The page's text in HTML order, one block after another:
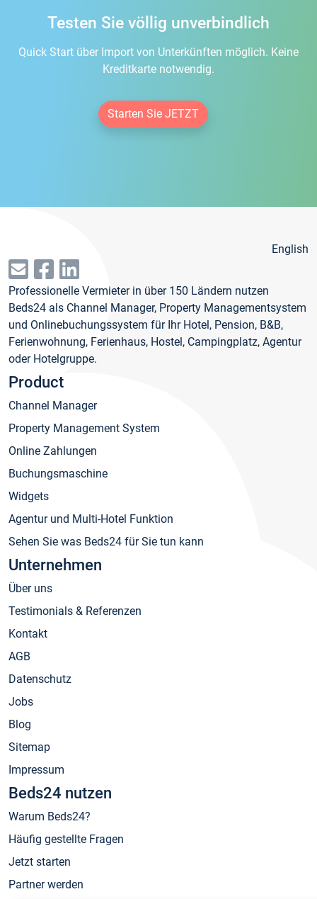
Testen Sie völlig unverbindlich
Quick Start über Import von Unterkünften möglich. Keine
Kreditkarte notwendig.
Starten Sie JETZT
English
Professionelle Vermieter in über 150 Ländern nutzen
Beds24 als Channel Manager, Property Managementsystem
und Onlinebuchungssystem für Ihr Hotel, Pension, B&B,
Ferienwohnung, Ferienhaus, Hostel, Campingplatz, Agentur
oder Hotelgruppe.
Product
Channel Manager
Property Management System
Online Zahlungen
Buchungsmaschine
Widgets
Agentur und Multi-Hotel Funktion
Sehen Sie was Beds24 für Sie tun kann
Unternehmen
Über uns
Testimonials & Referenzen
Kontakt
AGB
Datenschutz
Jobs
Blog
Sitemap
Impressum
Beds24 nutzen
Warum Beds24?
Häufig gestellte Fragen
Jetzt starten
Partner werden